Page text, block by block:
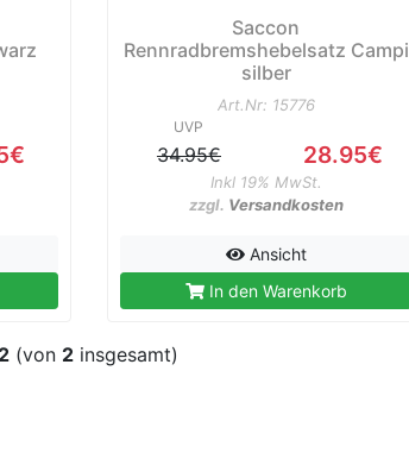
Saccon
Rennradbremshebelsatz Campi
silber
Art.Nr: 15776
UVP
34.95€ 28.95€
Inkl 19% MwSt.
zzgl. Versandkosten
Ansicht
In den Warenkorb
2 (von 2 insgesamt)